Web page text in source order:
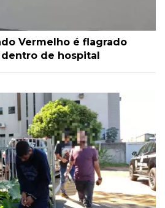
Vermelho é flagrado
de hospital